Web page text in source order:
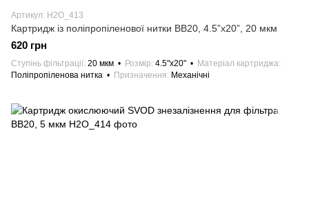
Артикул: H2О_413
Картридж із поліпропіленової нитки ВВ20, 4.5”x20”, 20 мкм
620 грн
Ступінь фільтрації 20 мкм Розмір 4.5"х20"
Матеріал картриджа
Поліпропіленова нитка
Призначення Механічні